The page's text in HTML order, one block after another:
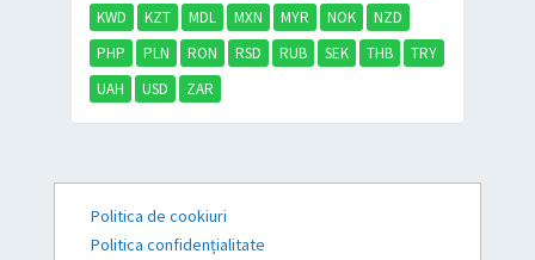
KWD
KZT MDL MXN MYR NOK
NZD
PHP
PLN RON RSD RUB SEK THB
TRY
UAH
USD ZAR
Politica de cookiuri
Politica confidențialitate